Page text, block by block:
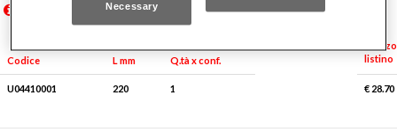
Prezzi in Euro IVA esclusa, validi solo per il mercato italiano
Codice L mm Q.tà x conf.
Prezzo
listino
U04410001 220 1 € 28.70
Necessary